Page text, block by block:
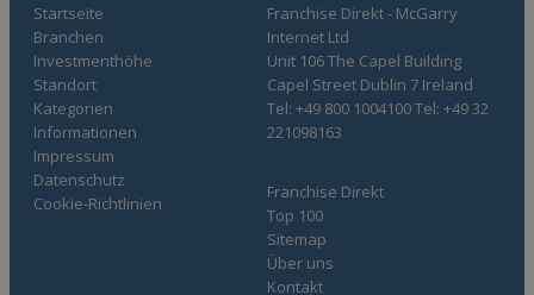
Startseite
Branchen
Investmenthöhe
Standort
Kategorien
Informationen
Franchise Direkt
Top 100
Sitemap
Über uns
Kontakt
Impressum
Datenschutz
Cookie-Richtlinien
Franchise Direkt - McGarry
Internet Ltd
Unit 106 The Capel Building
Capel Street Dublin 7 Ireland
Tel: +49 800 1004100 Tel: +49 32
221098163